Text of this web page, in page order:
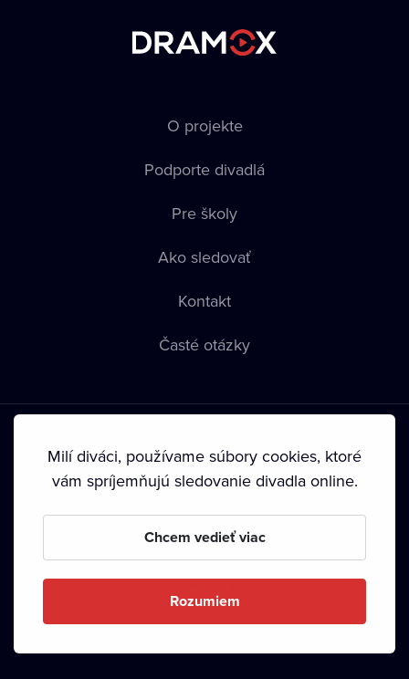
O projekte
Podporte divadlá
Pre školy
Ako sledovať
Kontakt
Časté otázky
používania Cookies• Autorské práva
Milí diváci, používame súbory cookies, ktoré
vám spríjemňujú sledovanie divadla online.
Chcem vedieť viac
Rozumiem